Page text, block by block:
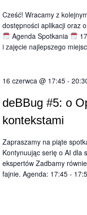
Cześć! Wracamy z
dostępności aplikacji oraz
Agenda Spotkania
i zajęcie najlepszego
16 czerwca @ 17:45-
deBBug #5: o
kontekstami
Zapraszamy na piąte
Kontynuując serię o AI dla
ekspertów Zadbamy
fajnie. Agenda: 17:45 -